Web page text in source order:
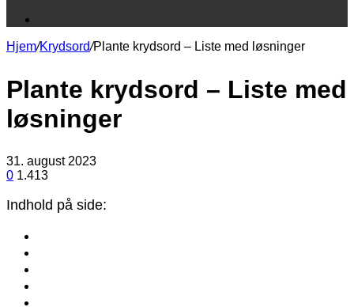
Hjem/Krydsord/Plante krydsord – Liste med løsninger
Plante krydsord – Liste med
løsninger
31. august 2023
0 1.413
Indhold på side: